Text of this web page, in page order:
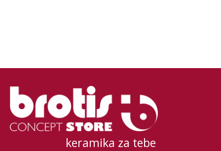
keramika za tebe